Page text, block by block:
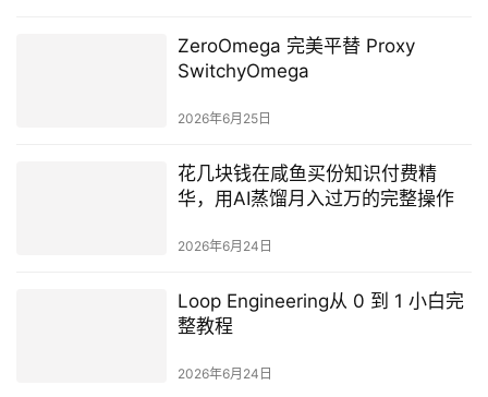
ZeroOmega 完美平替 Proxy
SwitchyOmega
2026年6月25日
花几块钱在咸鱼买份知识付费精
华，用AI蒸馏月入过万的完整操作
2026年6月24日
Loop Engineering从 0 到 1 小白完
整教程
2026年6月24日